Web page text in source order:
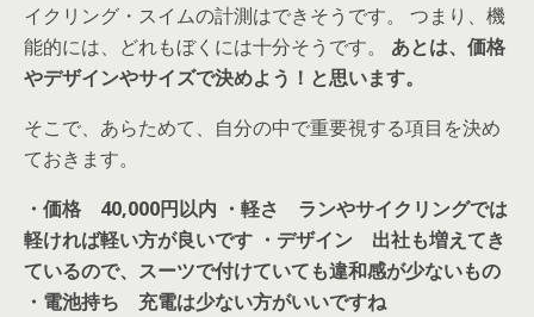
イクリング・スイムの計測はできそうです。 つまり、機
能的には、どれもぼくには十分そうです。 あとは、価格
やデザインやサイズで決めよう！と思います。
そこで、あらためて、自分の中で重要視する項目を決め
ておきます。
・価格 40,000円以内 ・軽さ ランやサイクリングでは
軽ければ軽い方が良いです ・デザイン 出社も増えてき
ているので、スーツで付けていても違和感が少ないもの
・電池持ち 充電は少ない方がいいですね